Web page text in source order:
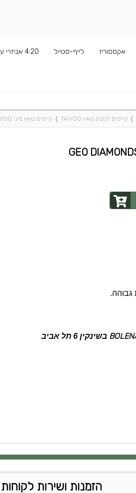
אקססוריז לייף-סטייל 4:20 אביזרי עישון
❱ קייסים לטבק טאיו TAIYOO ❱ קייסים טאיו מיני TAIYOO
בשינקין 6 תל אביב
הזמנות ושירות לקוחות